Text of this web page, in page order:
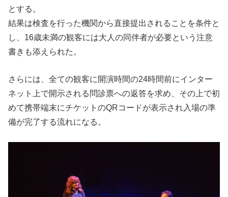
とする。
結果は検査を行った機関から直接提出されることを条件と
し、16歳未満の観客には大人の同伴者が必要という注意
書きも添えられた。
さらには、全ての観客に開演時間の24時間前にインター
ネット上で開示される問診票への返答を求め、その上で初
めて携帯端末にチケットのQRコードが表示され入場の準
備が完了する流れになる。